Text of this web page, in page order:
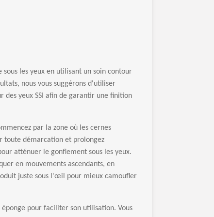
sous les yeux en utilisant un soin contour
nous vous suggérons d'utiliser
des yeux SSI afin de garantir une finition
par la zone où les cernes
toute démarcation et prolongez
atténuer le gonflement sous les yeux.
en mouvements ascendants, en
juste sous l'œil pour mieux camoufler
éponge pour faciliter son utilisation. Vous